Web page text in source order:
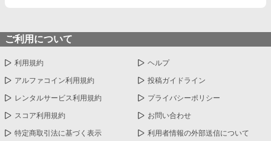
ご利用について
利用規約 ヘルプ
アルファコイン利用規約 投稿ガイドライン
レンタルサービス利用規約 プライバシーポリシー
スコア利用規約 お問い合わせ
特定商取引法に基づく表示 利用者情報の外部送信について